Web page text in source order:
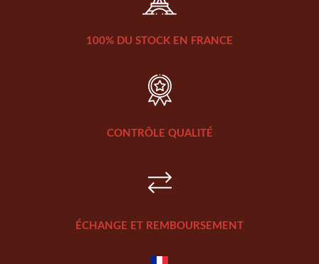
100% DU STOCK EN FRANCE
CONTRÔLE QUALITÉ
ÉCHANGE ET REMBOURSEMENT